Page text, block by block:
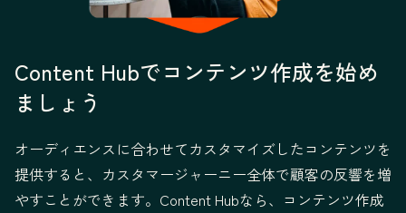
Content Hubでコンテンツ作成を始め
ましょう
オーディエンスに合わせてカスタマイズしたコンテンツを
提供すると、カスタマージャーニー全体で顧客の反響を増
やすことができます。Content Hubなら、コンテンツ作成